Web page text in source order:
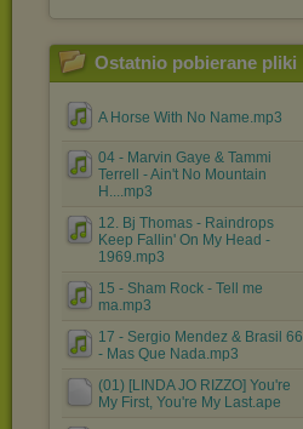
Ostatnio pobierane pliki
A Horse With No Name.mp3
04 - Marvin Gaye & Tammi
Terrell - Ain't No Mountain
H....mp3
12. Bj Thomas - Raindrops
Keep Fallin' On My Head -
1969.mp3
15 - Sham Rock - Tell me
ma.mp3
17 - Sergio Mendez & Brasil 66
- Mas Que Nada.mp3
(01) [LINDA JO RIZZO] You're
My First, You're My Last.ape